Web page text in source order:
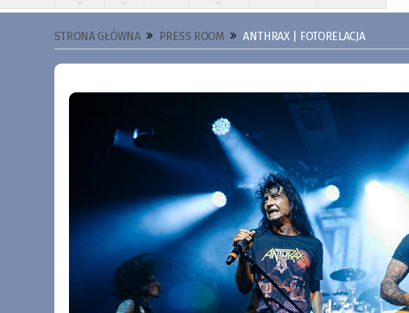
STRONA GŁÓWNA PRESS ROOM ANTHRAX | FOTORELACJA